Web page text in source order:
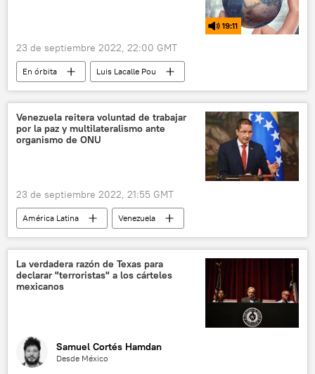
19:11
23 de septiembre 2022, 22:00 GMT
En órbita
Luis Lacalle Pou
Gobierno de Uruguay
escolares
educación
república popular de Lugansk
república popular de Donetsk
📰 Operación rusa de desmilitarización y desnazificación de Ucrania
📰 Proceso de paz en Colombia
Venezuela reitera voluntad de trabajar
por la paz y multilateralismo ante
organismo de ONU
23 de septiembre 2022, 21:55 GMT
América Latina
Venezuela
Carlos Faría
ONU
La verdadera razón de Texas para
declarar "terroristas" a los cárteles
mexicanos
Samuel Cortés Hamdan
Desde México